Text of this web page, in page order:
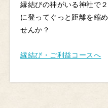
縁結びの神がいる神社で
に登ってぐっと距離を縮
せんか？
縁結び・ご利益コースへ